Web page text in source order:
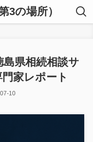
3の場所）
県相続相談サ
家レポート
10